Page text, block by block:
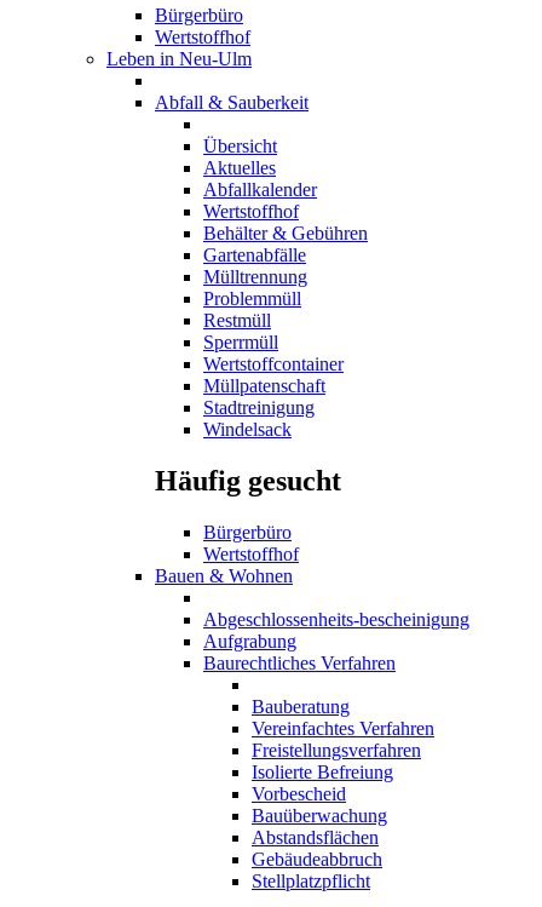
Bürgerbüro
Wertstoffhof
Leben in Neu-Ulm
Abfall & Sauberkeit
Übersicht
Aktuelles
Abfallkalender
Wertstoffhof
Behälter & Gebühren
Gartenabfälle
Mülltrennung
Problemmüll
Restmüll
Sperrmüll
Wertstoffcontainer
Müllpatenschaft
Stadtreinigung
Windelsack
Häufig gesucht
Bürgerbüro
Wertstoffhof
Bauen & Wohnen
Abgeschlossenheits-bescheinigung
Aufgrabung
Baurechtliches Verfahren
Bauberatung
Vereinfachtes Verfahren
Freistellungsverfahren
Isolierte Befreiung
Vorbescheid
Bauüberwachung
Abstandsflächen
Gebäudeabbruch
Stellplatzpflicht